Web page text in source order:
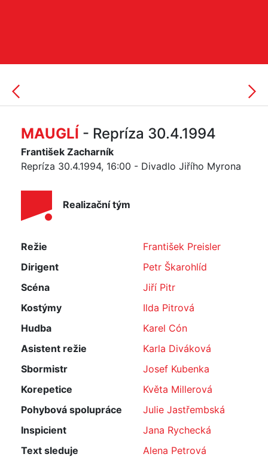
MAUGLÍ - Repríza 30.4.1994
František Zacharník
Repríza 30.4.1994, 16:00 - Divadlo Jiřího Myrona
Realizační tým
Režie
František Preisler
Dirigent
Petr Škarohlíd
Scéna
Jiří Pitr
Kostýmy
Ilda Pitrová
Hudba
Karel Cón
Asistent režie
Karla Diváková
Sbormistr
Josef Kubenka
Korepetice
Květa Millerová
Pohybová spolupráce
Julie Jastřembská
Inspicient
Jana Rychecká
Text sleduje
Alena Petrová